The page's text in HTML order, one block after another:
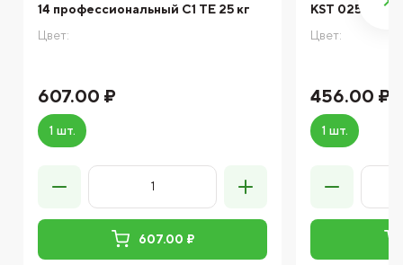
14 профессиональный С1 TЕ 25 кг
Цвет:
607.00 ₽
1 шт.
607.00 ₽
KST 025
Цвет:
456.00 ₽
1 шт.